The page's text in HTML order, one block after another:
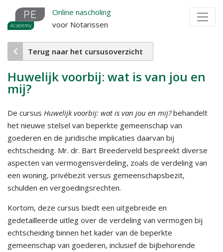
Overslaan
naar
de
inhoud
Online nascholing
voor Notarissen
Terug naar het cursusoverzicht
Huwelijk voorbij: wat is van jou en
mij?
De cursus Huwelijk voorbij: wat is van jou en mij?behandelt
het nieuwe stelsel van beperkte gemeenschap van
goederen en de juridische implicaties daarvan bij
echtscheiding. Mr. dr. Bart Breederveld bespreekt diverse
aspecten van vermogensverdeling, zoals de verdeling van
een woning, privébezit versus gemeenschapsbezit,
schulden en vergoedingsrechten.
Kortom, deze cursus biedt een uitgebreide en
gedetailleerde uitleg over de verdeling van vermogen bij
echtscheiding binnen het kader van de beperkte
gemeenschap van goederen, inclusief de bijbehorende